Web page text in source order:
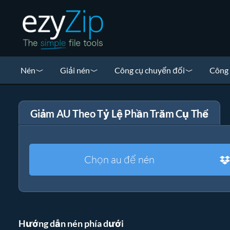
Nén Giải nén Công cụ chuyển đổi Công
Giảm AU Theo Tỷ Lệ Phần Trăm Cụ Thể
Chọn au để nén
Hướng dẫn nén phía dưới